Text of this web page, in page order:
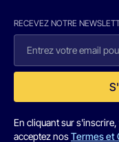
RECEVEZ NOTRE
En cliquant sur
acceptez nosTermes et